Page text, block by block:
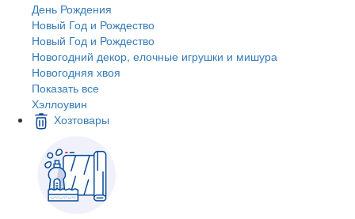
День Рождения
Новый Год и Рождество
Новый Год и Рождество
Новогодний декор, елочные игрушки и мишура
Новогодняя хвоя
Показать все
Хэллоувин
Хозтовары